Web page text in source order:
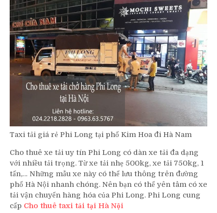
Taxi tải giá rẻ Phi Long tại phố Kim Hoa đi Hà Nam
Cho thuê xe tải uy tín Phi Long có dàn xe tải đa dạng
với nhiều tải trọng. Từ xe tải nhẹ 500kg, xe tải 750kg, 1
tấn,… Những mẫu xe này có thể lưu thông trên đường
phố Hà Nội nhanh chóng. Nên bạn có thể yên tâm có xe
tải vận chuyển hàng hóa của Phi Long. Phi Long cung
cấp Cho thuê taxi tải tại Hà Nội